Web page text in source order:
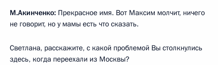
М.Акинченко: Прекрасное имя. Вот Максим молчит, ничего
не говорит, но у мамы есть что сказать.
Светлана, расскажите, с какой проблемой Вы столкнулись
здесь, когда переехали из Москвы?